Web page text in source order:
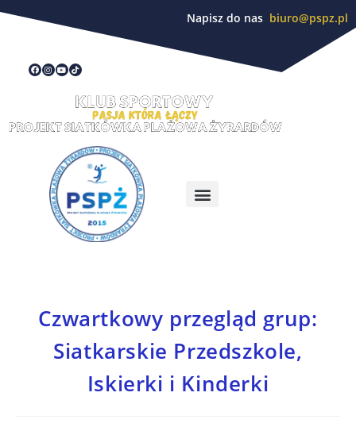
Napisz do nas biuro@pspz.pl
Czwartkowy przegląd grup:
Siatkarskie Przedszkole,
Iskierki i Kinderki